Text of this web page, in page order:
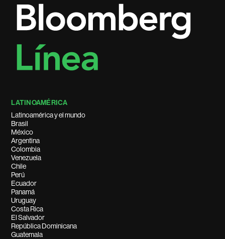
LATINOAMÉRICA
Latinoamérica y el mundo
Brasil
México
Argentina
Colombia
Venezuela
Chile
Perú
Ecuador
Panamá
Uruguay
Costa Rica
El Salvador
República Dominicana
Guatemala